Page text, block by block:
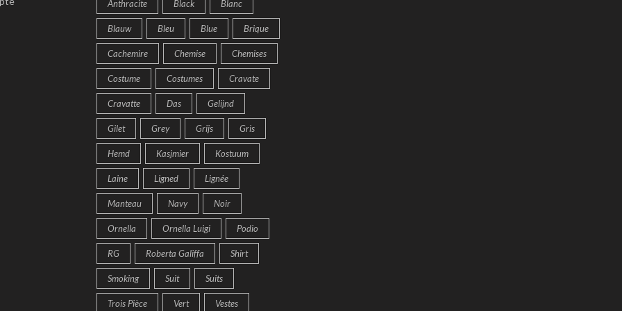
Anthracite Black Blanc
Blauw Bleu Blue Brique
Cachemire Chemise Chemises
Costume Costumes Cravate
Cravatte Das Gelijnd
Gilet Grey Grijs Gris
Hemd Kasjmier Kostuum
Laine Ligned Lignée
Manteau Navy Noir
Ornella Ornella Luigi Podio
RG Roberta Galiffa Shirt
Smoking Suit Suits
Trois Pièce Vert Vestes